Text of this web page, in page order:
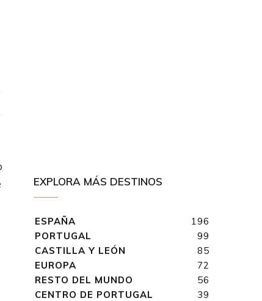
EXPLORA MÁS DESTINOS
ESPAÑA
196
PORTUGAL
99
CASTILLA Y LEÓN
85
EUROPA
72
RESTO DEL MUNDO
56
CENTRO DE PORTUGAL
39